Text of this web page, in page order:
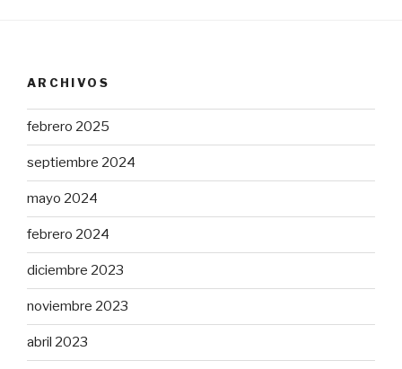
ARCHIVOS
febrero 2025
septiembre 2024
mayo 2024
febrero 2024
diciembre 2023
noviembre 2023
abril 2023